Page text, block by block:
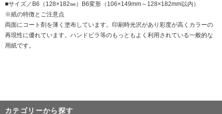
■サイズ／B6（128×182㎜）B6変形（106×149mm～128×182mm以内）
※紙の特徴とご注意点
両面にコート剤を薄く塗布しています。印刷時光沢があり彩度が高くカラーの
再現性に優れています。ハンドビラ等のもっともよく利用されている一般的な
用紙です。
カテゴリーから探す